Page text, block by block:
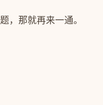
，那就再来一通。